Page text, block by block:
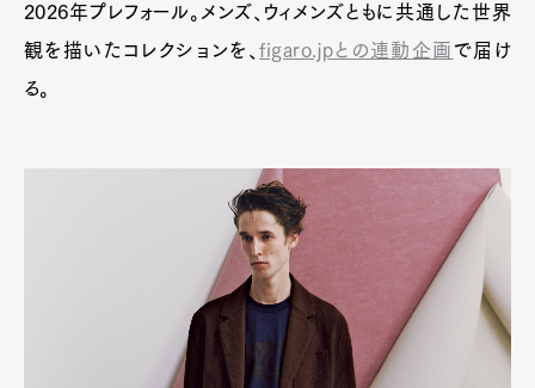
Official Columnist
About
Pen Meet
Pen international
2026年プレフォール。メンズ、ウィメンズともに共通した世界
観を描いたコレクションを、figaro.jpとの連動企画 で届け
る。